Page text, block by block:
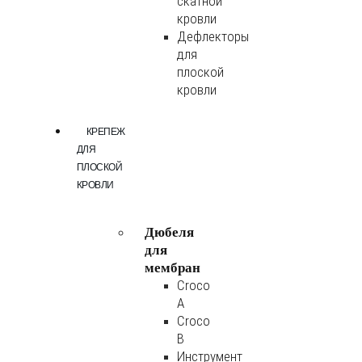
кровли
Дефлекторы
для
плоской
кровли
КРЕПЕЖ
ДЛЯ
ПЛОСКОЙ
КРОВЛИ
Дюбеля
для
мембран
Croco
A
Croco
B
Инструмент